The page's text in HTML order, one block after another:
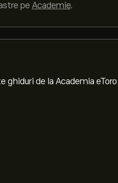
pe Academie.
ghiduri de la Academia eToro